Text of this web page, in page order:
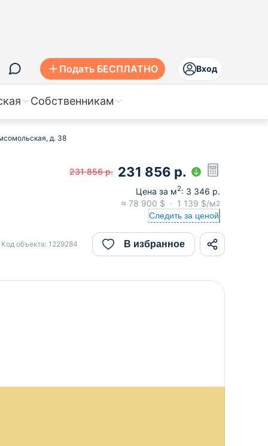
Подать БЕСПЛАТНО Вход
Собственникам
д. 38
231 856 р. 231 856 р.
Цена за м2: 3 346 р.
≈ 78 900 $ 1 139 $/м2
Следить за ценой
Код объекта: 1229284 В избранное